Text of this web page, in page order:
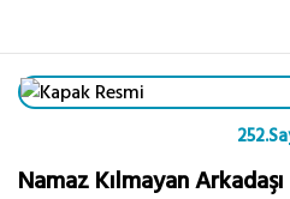
Namaz Kılmayan